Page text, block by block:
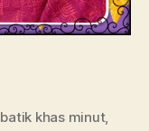
batik khas minut,